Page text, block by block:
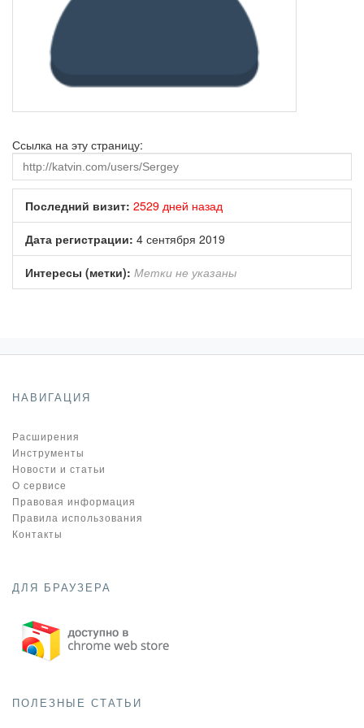
Ссылка на эту страницу:
Последний визит: 2529 дней назад
Дата регистрации: 4 сентября 2019
Интересы (метки): Метки не указаны
НАВИГАЦИЯ
Расширения
Инструменты
Новости и статьи
О сервисе
Правовая информация
Правила использования
Контакты
ДЛЯ БРАУЗЕРА
ПОЛЕЗНЫЕ СТАТЬИ